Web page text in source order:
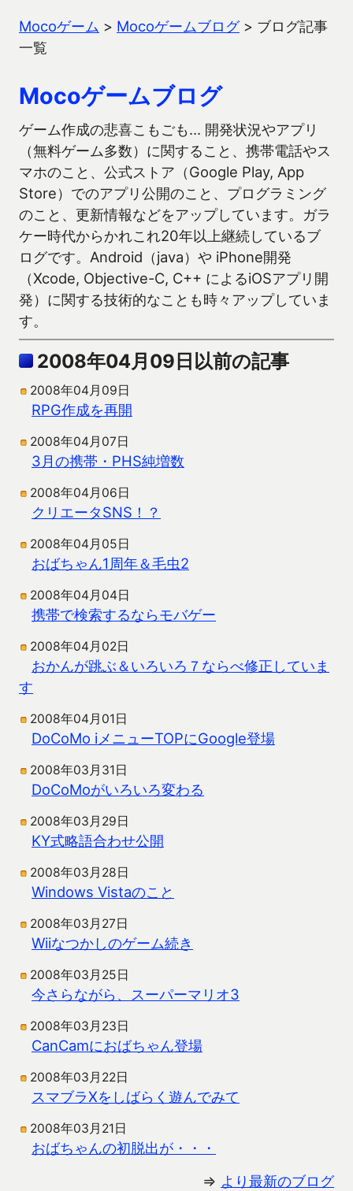
Mocoゲーム > Mocoゲームブログ> ブログ記事
一覧
Mocoゲームブログ
ゲーム作成の悲喜こもごも… 開発状況やアプリ
（無料ゲーム多数）に関すること、携帯電話やス
マホのこと、公式ストア（Google Play, App
Store）でのアプリ公開のこと、プログラミング
のこと、更新情報などをアップしています。ガラ
ケー時代からかれこれ20年以上継続しているブ
ログです。Android（java）や iPhone開発
（Xcode, Objective-C, C++ によるiOSアプリ開
発）に関する技術的なことも時々アップしていま
す。
2008年04月09日以前の記事
2008年04月09日
RPG作成を再開
2008年04月07日
3月の携帯・PHS純増数
2008年04月06日
クリエータSNS！？
2008年04月05日
おばちゃん1周年＆毛虫2
2008年04月04日
携帯で検索するならモバゲー
2008年04月02日
おかんが跳ぶ＆いろいろ７ならべ修正していま
す
2008年04月01日
DoCoMo iメニューTOPにGoogle登場
2008年03月31日
DoCoMoがいろいろ変わる
2008年03月29日
KY式略語合わせ公開
2008年03月28日
Windows Vistaのこと
2008年03月27日
Wiiなつかしのゲーム続き
2008年03月25日
今さらながら、スーパーマリオ3
2008年03月23日
CanCamにおばちゃん登場
2008年03月22日
スマブラXをしばらく遊んでみて
2008年03月21日
おばちゃんの初脱出が・・・
⇒ より最新のブログ